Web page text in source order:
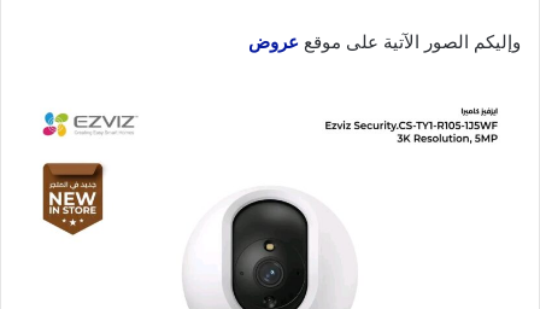
وإليكم الصور الآتية على موقع عروض